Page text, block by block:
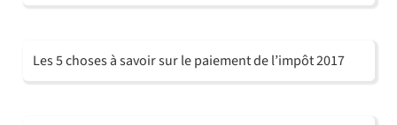
Les 5 choses à savoir sur le paiement de l’impôt 2017